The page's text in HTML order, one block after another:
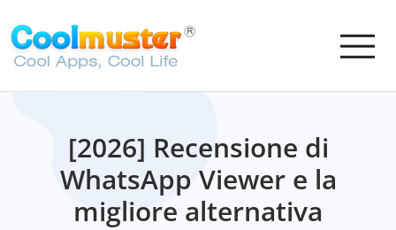
[2026] Recensione di
WhatsApp Viewer e la
migliore alternativa